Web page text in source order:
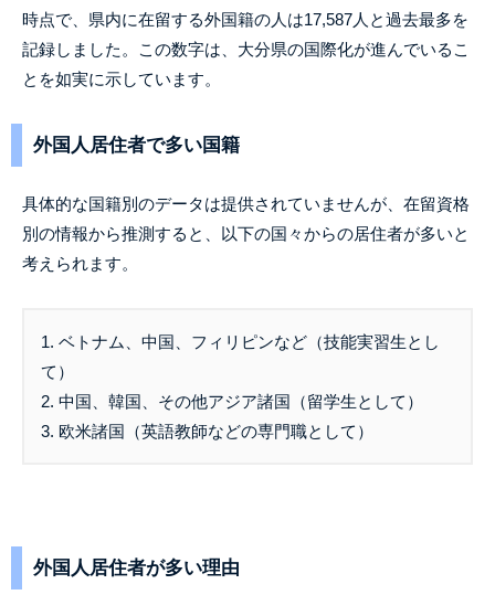
時点で、県内に在留する外国籍の人は17,587人と過去最多を
記録しました。この数字は、大分県の国際化が進んでいるこ
とを如実に示しています。
外国人居住者で多い国籍
具体的な国籍別のデータは提供されていませんが、在留資格
別の情報から推測すると、以下の国々からの居住者が多いと
考えられます。
1. ベトナム、中国、フィリピンなど（技能実習生とし
て）
2. 中国、韓国、その他アジア諸国（留学生として）
3. 欧米諸国（英語教師などの専門職として）
外国人居住者が多い理由